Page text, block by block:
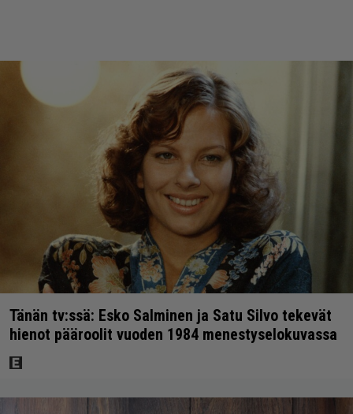
Tänän tv:ssä: Esko Salminen ja Satu Silvo tekevät
hienot pääroolit vuoden 1984 menestyselokuvassa